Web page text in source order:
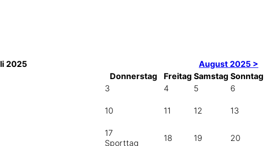
2025
August 2025 >
Donnerstag Freitag Samstag Sonntag
3 4 5
6
10 11 12 13
17
Sporttag
18 19 20